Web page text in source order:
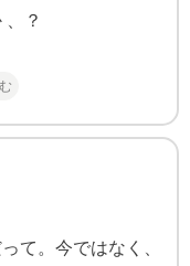
？
て。今ではなく、